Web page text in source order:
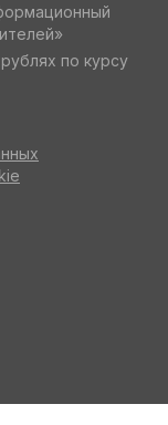
по курсу